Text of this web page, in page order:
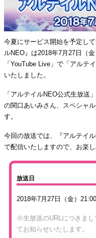
今夏にサービス開始を予定し
ルNEO』は2018年7月27日（
「YouTube Live」で「アルテ
いたしました。
「アルテイルNEO公式生放送
の関口あいみさん、スペシャ
す。
今回の放送では、『アルテイ
で配信いたしますので、お楽し
放送日
2018年7月27日（金）
※生放送のURLにつきま
てお知らせいたします。